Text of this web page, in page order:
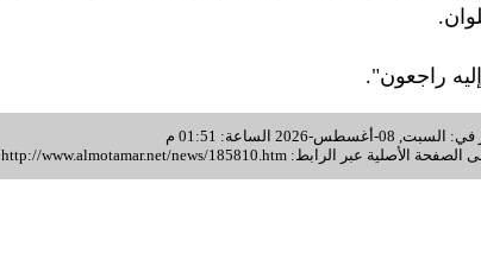
إليه راجعون".
2026 الساعة: 01:51 م
الصفحة الأصلية عبر الرابط: http://www.almotamar.net/news/185810.htm